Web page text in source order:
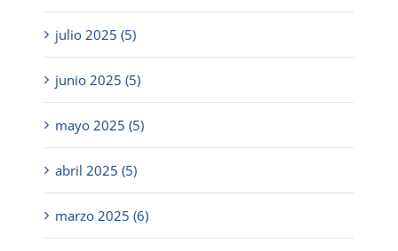
julio 2025 (5)
junio 2025 (5)
mayo 2025 (5)
abril 2025 (5)
marzo 2025 (6)